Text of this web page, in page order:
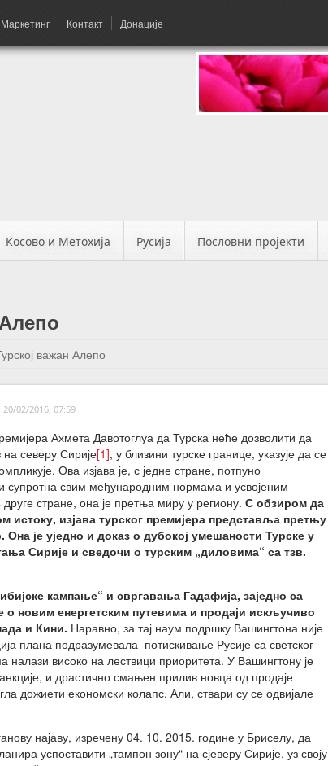
Маркетинг Контакт Донације
Косово и Метохија Русија Пословни пројекти
важан Алепо
02/2016, 07:59
Ахмета Давотоглуа да Турска неће дозволити да
на северу Сирије[1], у близини турске границе, указује да се
Ова изјава је, с једне стране, потпуно
супротна свим међународним нормама и усвојеним
стране, она је претња миру у региону. С обзиром да
истоку, изјава турског премијера представља претњу
Она је уједно и доказ о дубокој умешаности Турске у
Сирије и сведочи о турским „диловима“ са тзв.
кампање“ и свргавања Гадафија, заједно са
новим енергетским путевима и продаји искључиво
и Кини. Наравно, за тај наум подршку Вашингтона није
плана подразумевала потискивање Русије са светског
високо на лествици приоритета. У Вашингтону је
и драстично смањен прилив новца од продаје
дожиети економски колапс. Али, ствари су се одвијале
најаву, изречену 04. 10. 2015. године у Бриселу, да
успоставити „тампон зону“ на сјеверу Сирије, уз своју